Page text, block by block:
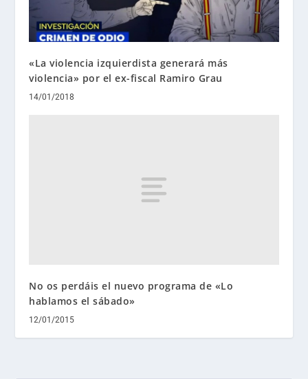
«La violencia izquierdista generará más
violencia» por el ex-fiscal Ramiro Grau
14/01/2018
No os perdáis el nuevo programa de «Lo
hablamos el sábado»
12/01/2015